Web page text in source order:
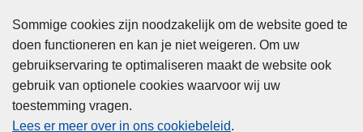
Sommige cookies zijn noodzakelijk om de website goed te
doen functioneren en kan je niet weigeren. Om uw
gebruikservaring te optimaliseren maakt de website ook
gebruik van optionele cookies waarvoor wij uw
toestemming vragen.
Lees er meer over in ons cookiebeleid.